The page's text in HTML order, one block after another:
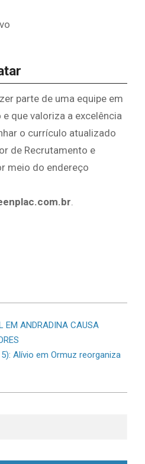
parte de uma equipe em
que valoriza a excelência
o currículo atualizado
de Recrutamento e
meio do endereço
.
EM ANDRADINA CAUSA
Alívio em Ormuz reorganiza